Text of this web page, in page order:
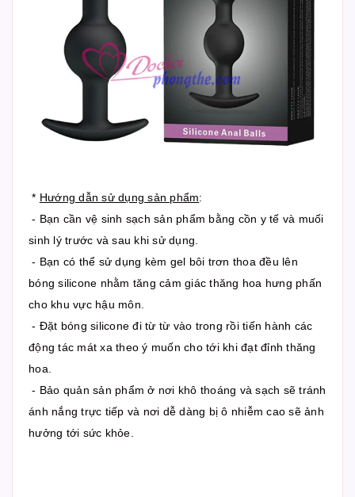
* Hướng dẫn sử dụng sản phẩm:
- Bạn cần vệ sinh sạch sản phẩm bằng cồn y tế và muối
sinh lý trước và sau khi sử dụng.
- Bạn có thể sử dụng kèm gel bôi trơn thoa đều lên
bóng silicone nhằm tăng cảm giác thăng hoa hưng phấn
cho khu vực hậu môn.
- Đặt bóng silicone đi từ từ vào trong rồi tiến hành các
động tác mát xa theo ý muốn cho tới khi đạt đỉnh thăng
hoa.
- Bảo quản sản phẩm ở nơi khô thoáng và sạch sẽ tránh
ánh nắng trực tiếp và nơi dễ dàng bị ô nhiễm cao sẽ ảnh
hưởng tới sức khỏe.